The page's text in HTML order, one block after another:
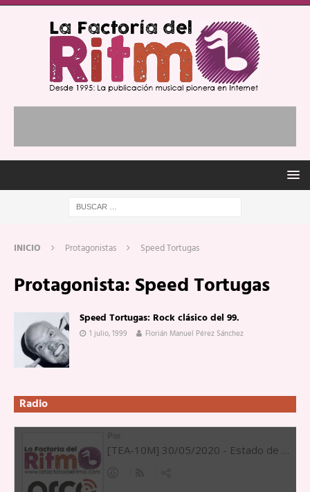
INICIO Protagonistas Speed Tortugas
Protagonista: Speed Tortugas
Speed Tortugas: Rock clásico del 99.
1 julio, 1999 Florián Manuel Pérez Sánchez
Radio